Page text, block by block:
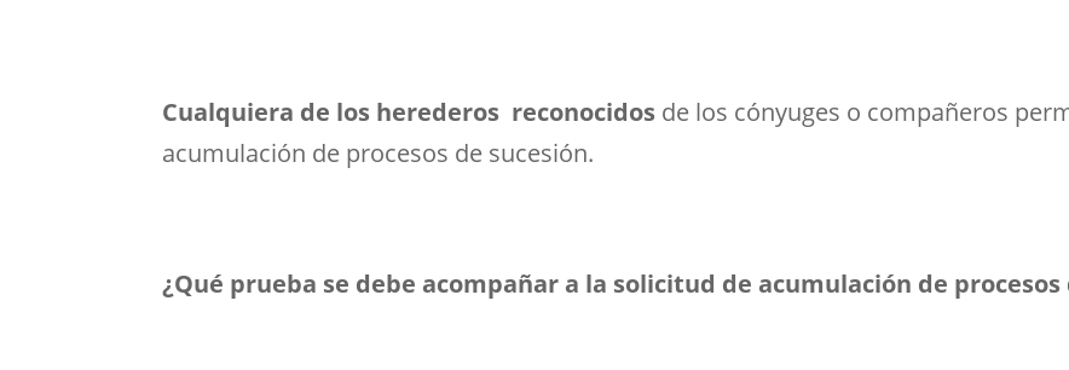
Cualquiera de los herederos reconocidos de los cónyuges o compañeros
acumulación de procesos de sucesión.
¿Qué prueba se debe acompañar a la solicitud de acumulación de procesos